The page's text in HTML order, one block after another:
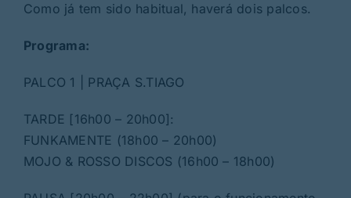
Como já tem sido habitual, haverá dois palcos.
Programa:
PALCO 1 | PRAÇA S.TIAGO
TARDE [16h00 – 20h00]:
FUNKAMENTE (18h00 – 20h00)
MOJO & ROSSO DISCOS (16h00 – 18h00)